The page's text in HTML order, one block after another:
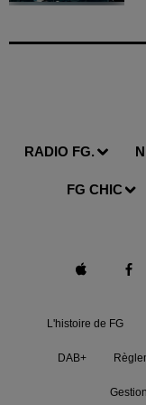
RADIO FG.
FG CHIC
L'histoire de FG
DAB+